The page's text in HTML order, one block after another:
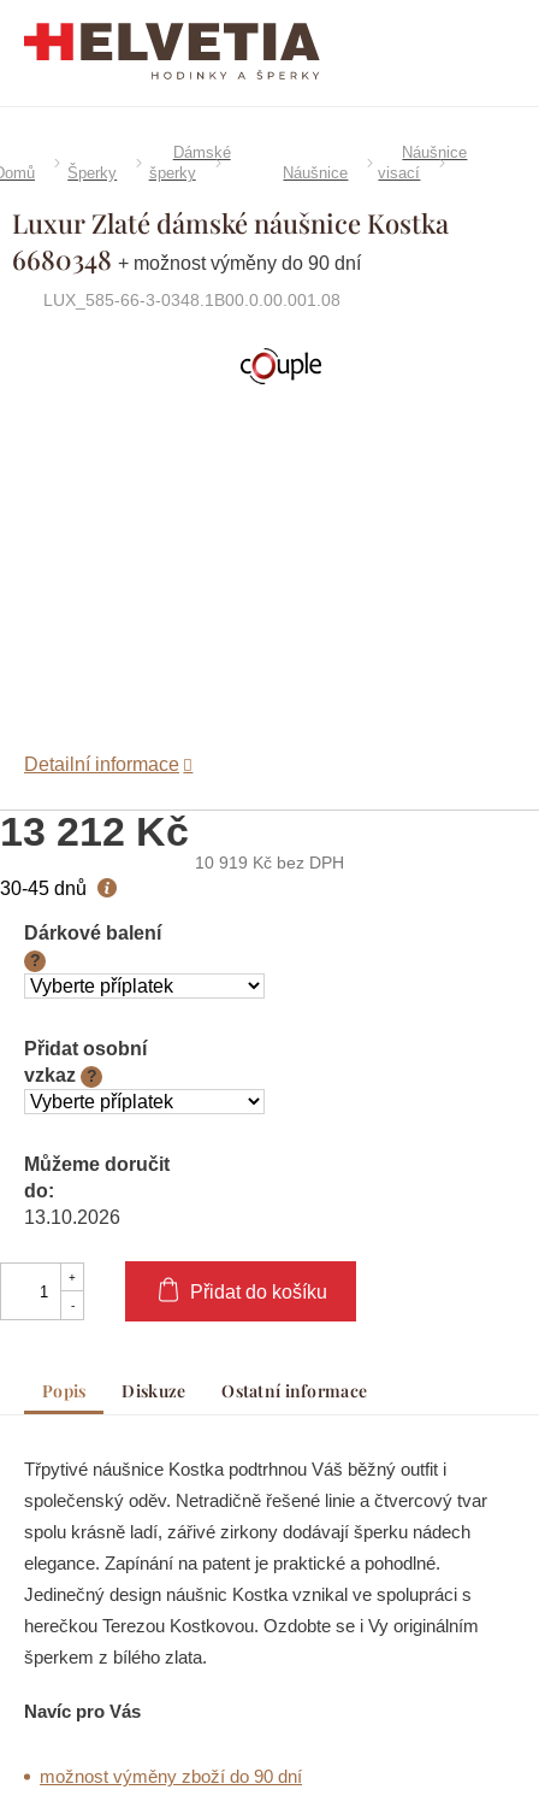
Šperky
Dámské
šperky
Náušnice
Náušnice
visací
Luxur Zlaté dámské náušnice Kostka
6680348 + možnost výměny do 90 dní
LUX_585-66-3-0348.1B00.0.00.001.08
Značka:Couple
13 212 Kč
10 919 Kč bez DPH
Měrná
30-45 dnů
Dárkové balení
?
Přidat osobní
vzkaz
?
Můžeme doručit
do:
13.10.2026
Přidat do košíku
Detailní informace
Popis Diskuze Ostatní informace
Třpytivé náušnice Kostka podtrhnou Váš běžný outfit i
společenský oděv. Netradičně řešené linie a čtvercový tvar
spolu krásně ladí, zářivé zirkony dodávají šperku nádech
elegance. Zapínání na patent je praktické a pohodlné.
Jedinečný design náušnic Kostka vznikal ve spolupráci s
herečkou Terezou Kostkovou. Ozdobte se i Vy originálním
šperkem z bílého zlata.
Navíc pro Vás
možnost výměny zboží do 90 dní